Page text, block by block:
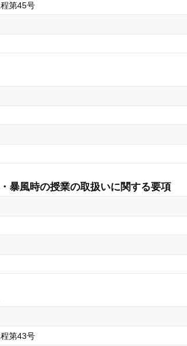
第45号
暴風時の授業の取扱いに関する要項
第43号